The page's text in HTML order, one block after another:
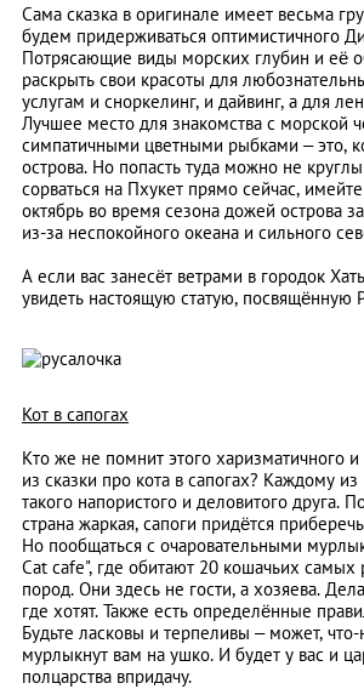
Сама сказка в оригинале имеет весьма
будем придерживаться оптимистичного
Потрясающие виды морских глубин и её
раскрыть свои красоты для
услугам и сноркелинг, и дайвинг, а для
Лучшее место для знакомства с морской
симпатичными цветными рыбками – это,
острова. Но попасть туда можно не
сорваться на Пхукет прямо сейчас,
октябрь во время сезона дожей острова
из-за неспокойного океана и сильного
А если вас занесёт ветрами в городок
увидеть настоящую статую, посвящённую
Кот в сапогах
Кто же не помнит этого харизматичного
из сказки про кота в сапогах? Каждому
такого напористого и деловитого друга.
страна жаркая, сапоги придётся
Но пообщаться с очаровательными
Cat cafe", где обитают 20 кошачьих самых
пород. Они здесь не гости, а хозяева.
где хотят. Также есть определённые
Будьте ласковы и терпеливы – может,
мурлыкнут вам на ушко. И будет у вас и
полцарства впридачу.